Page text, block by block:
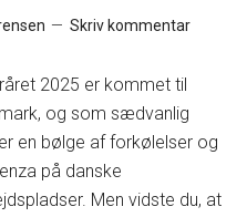
Skriv kommentar
2025 er kommet til
og som sædvanlig
en bølge af forkølelser og
på danske
Men vidste du, at